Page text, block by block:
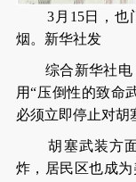
3月15日，也
烟。新华社发
综合新华社电
用“压倒性的致命
必须立即停止对胡
胡塞武装方面
炸，居民区也成为